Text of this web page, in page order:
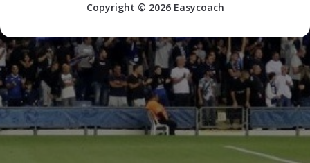
Copyright © 2026 Easycoach